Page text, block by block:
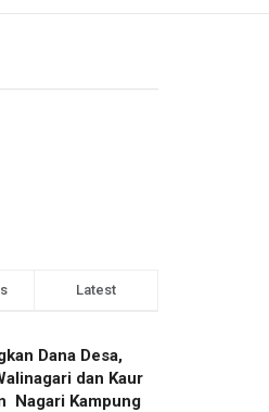
Latest
Dana Desa,
dan Kaur
Nagari Kampung